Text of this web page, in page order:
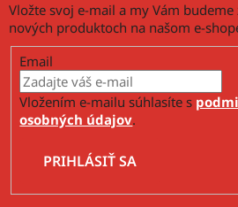
Vložte svoj e-mail a my Vám
nových produktoch na našom e-
Email
Vložením e-mailu súhlasíte s
osobných údajov.
PRIHLÁSIŤ SA